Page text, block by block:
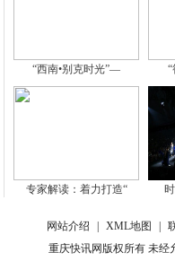
“西南•别克时光”—
专家解读：着力打造“
网站介绍 XML地图
重庆快讯网版权所有 未经